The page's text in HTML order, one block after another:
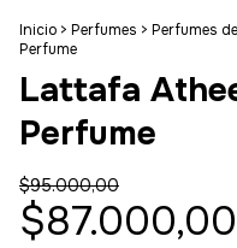
Inicio > Perfumes > Perfumes
Perfume
Lattafa
Perfume
$95.000,00
$87.000,00